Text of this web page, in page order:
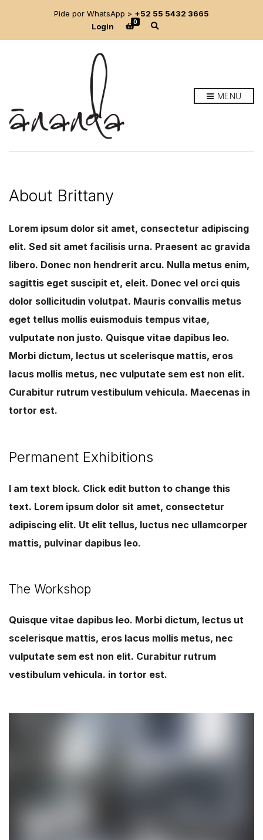
Pide por WhatsApp > +52 55 5432 3665
Login
0
E
MENU
About Brittany
Lorem ipsum dolor sit amet, consectetur adipiscing
elit. Sed sit amet facilisis urna. Praesent ac gravida
libero. Donec non hendrerit arcu. Nulla metus enim,
sagittis eget suscipit et, eleit. Donec vel orci quis
dolor sollicitudin volutpat. Mauris convallis metus
eget tellus mollis euismoduis tempus vitae,
vulputate non justo. Quisque vitae dapibus leo.
Morbi dictum, lectus ut scelerisque mattis, eros
lacus mollis metus, nec vulputate sem est non elit.
Curabitur rutrum vestibulum vehicula. Maecenas in
tortor est.
Permanent Exhibitions
I am text block. Click edit button to change this
text. Lorem ipsum dolor sit amet, consectetur
adipiscing elit. Ut elit tellus, luctus nec ullamcorper
mattis, pulvinar dapibus leo.
The Workshop
Quisque vitae dapibus leo. Morbi dictum, lectus ut
scelerisque mattis, eros lacus mollis metus, nec
vulputate sem est non elit. Curabitur rutrum
vestibulum vehicula. in tortor est.